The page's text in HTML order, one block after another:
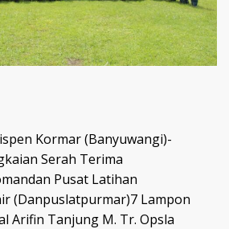
Kormar (Banyuwangi)-
Serah Terima
Pusat Latihan
(Danpuslatpurmar)7 Lampon
Arifin Tanjung M. Tr. Opsla